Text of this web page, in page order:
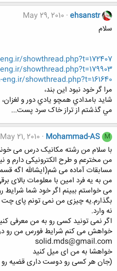
ehsanstr
May 29, 2010
سلام
showthread.php?t=172407
showthread.php?t=179903
showthread.php?t=161640
مرا گر خود نبود اين بند،
شايد بامدادي همچو يادي دور و لغزان،
مي گذشتم از تراز خاک سرد پست...
M
Mohammad-AS
May 21, 2010
با سلام من رشته مکانیک درس می
من مخترعم و طرح الکترونیکی دارم و
مسابقات آماده می شم(ایشالله اگه
من به یه فرد امین با معلومات بالای
می خواستم ببینم اگر خود شما شرایط
بگذارم.یه چیزی من نمی تونم پای چت
نه وارد.
اگر نمی تونید کسی رو به من معرفی
خواهش می کنم شرایط فورس من رو
solid.mds@gmail.com
خواهشا به من ای میل کنید
(جان هر کسی رو دوست داری قضیه